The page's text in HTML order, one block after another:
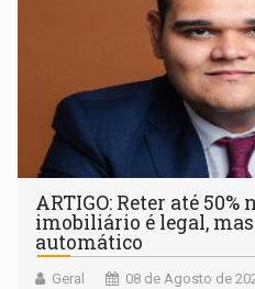
ARTIGO: Reter até
imobiliário é legal, mas
automático
Geral 08 de Agosto de